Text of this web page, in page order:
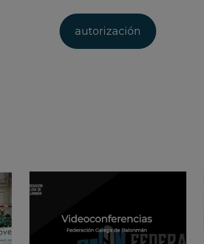
autorización